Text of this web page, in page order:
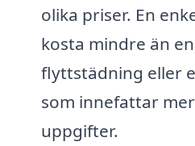
olika priser. En
kosta mindre än
flyttstädning eller
som innefattar
uppgifter.